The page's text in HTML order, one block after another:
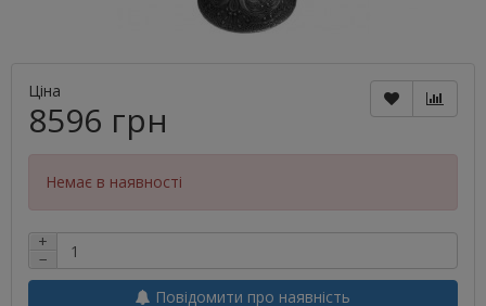
Ціна
8596 грн
Немає в наявності
+
−
Повідомити про наявність